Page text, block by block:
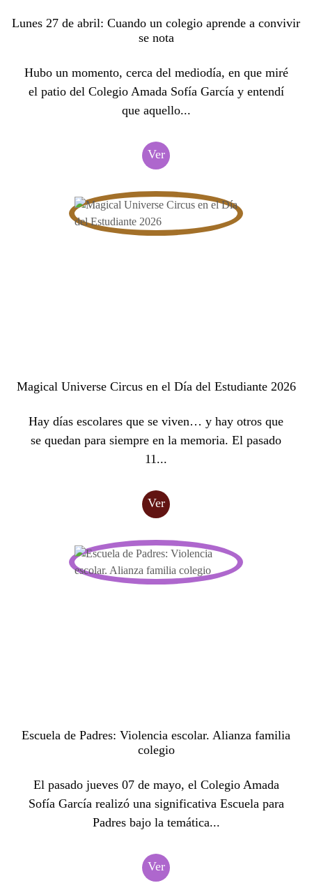
Lunes 27 de abril: Cuando un colegio aprende a convivir
se nota
Hubo un momento, cerca del mediodía, en que miré
el patio del Colegio Amada Sofía García y entendí
que aquello...
Ver
Magical Universe Circus en el Día del Estudiante 2026
Hay días escolares que se viven… y hay otros que
se quedan para siempre en la memoria. El pasado
11...
Ver
Escuela de Padres: Violencia escolar. Alianza familia
colegio
El pasado jueves 07 de mayo, el Colegio Amada
Sofía García realizó una significativa Escuela para
Padres bajo la temática...
Ver